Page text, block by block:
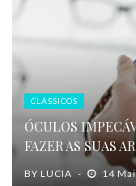
CLÁSSICOS
ÓCULOS
FAZER AS SUAS
BY LUCIA 14